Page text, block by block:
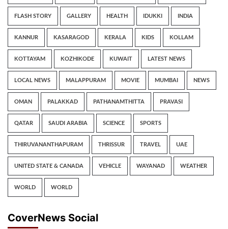
FLASH STORY GALLERY HEALTH IDUKKI INDIA
KANNUR KASARAGOD KERALA KIDS KOLLAM
KOTTAYAM KOZHIKODE KUWAIT LATEST NEWS
LOCAL NEWS MALAPPURAM MOVIE MUMBAI NEWS
OMAN PALAKKAD PATHANAMTHITTA PRAVASI
QATAR SAUDI ARABIA SCIENCE SPORTS
THIRUVANANTHAPURAM THRISSUR TRAVEL UAE
UNITED STATE & CANADA VEHICLE WAYANAD WEATHER
WORLD WORLD
CoverNews Social